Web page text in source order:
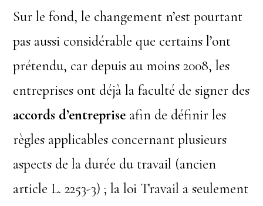
Sur le fond, le changement n’est pourtant
pas aussi considérable que certains l’ont
prétendu, car depuis au moins 2008, les
entreprises ont déjà la faculté de signer des
accords d’entreprise afin de définir les
règles applicables concernant plusieurs
aspects de la durée du travail (ancien
article L. 2253-3) ; la loi Travail a seulement